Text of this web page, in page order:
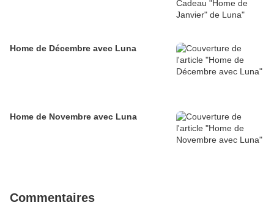
Home de Décembre avec Luna
Home de Novembre avec Luna
Commentaires